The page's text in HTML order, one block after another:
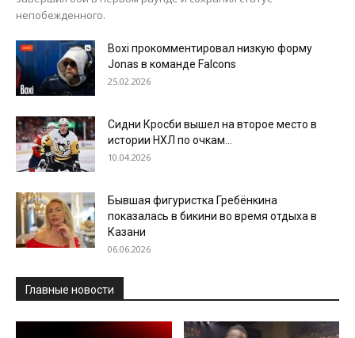
непобежденного.
Boxi прокомментировал низкую форму
Jonas в команде Falcons
25.02.2026
Сидни Кросби вышел на второе место в
истории НХЛ по очкам...
10.04.2026
Бывшая фигуристка Гребёнкина
показалась в бикини во время отдыха в
Казани
06.06.2026
Главные новости